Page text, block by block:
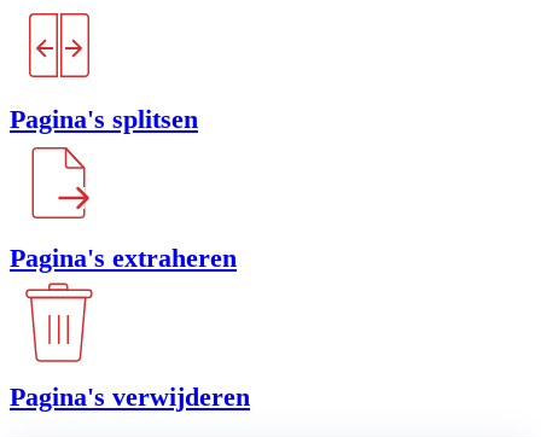
Pagina's splitsen
Pagina's extraheren
Pagina's verwijderen